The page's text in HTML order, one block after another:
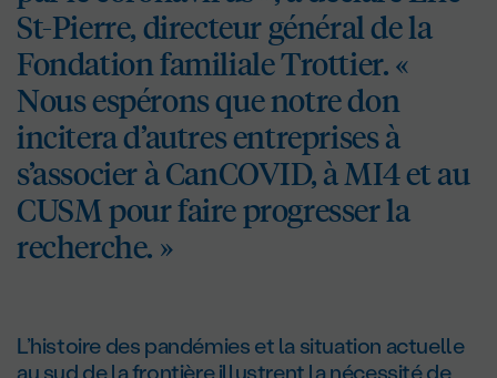
St-Pierre, directeur général de la
Fondation familiale Trottier. «
Nous espérons que notre don
incitera d’autres entreprises à
s’associer à CanCOVID, à MI4 et au
CUSM pour faire progresser la
recherche. »
L’histoire des pandémies et la situation actuelle
au sud de la frontière illustrent la nécessité de